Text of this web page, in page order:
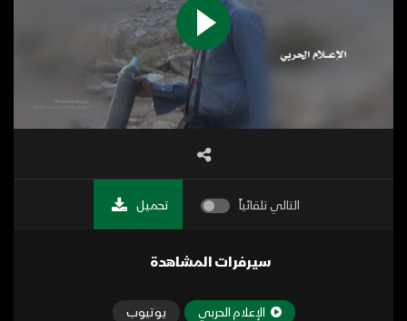
التالي تلقائياً تحميل
سيرفرات المشاهدة
الإعلام الحربي يوتيوب